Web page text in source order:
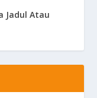
Jadul Atau